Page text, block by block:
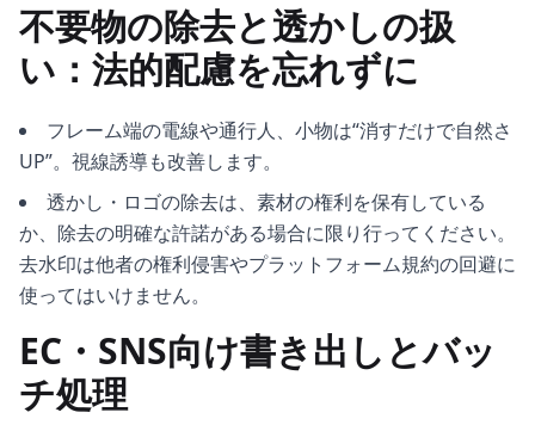
不要物の除去と透かしの扱
い：法的配慮を忘れずに
フレーム端の電線や通行人、小物は“消すだけで自然さ
UP”。視線誘導も改善します。
透かし・ロゴの除去は、素材の権利を保有している
か、除去の明確な許諾がある場合に限り行ってください。
去水印は他者の権利侵害やプラットフォーム規約の回避に
使ってはいけません。
EC・SNS向け書き出しとバッ
チ処理